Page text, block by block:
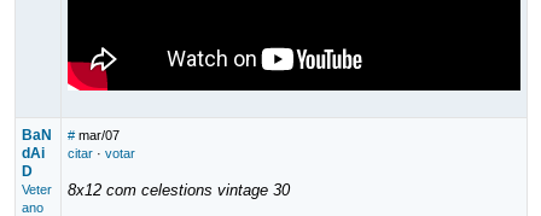
BaN
dAi
D
Veter
ano
# mar/07
citar· votar
8x12 com celestions vintage 30